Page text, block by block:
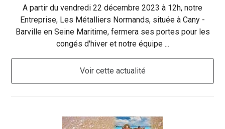
A partir du vendredi 22 décembre 2023 à 12h, notre
Entreprise, Les Métalliers Normands, située à Cany -
Barville en Seine Maritime, fermera ses portes pour les
congés d'hiver et notre équipe ...
Voir cette actualité